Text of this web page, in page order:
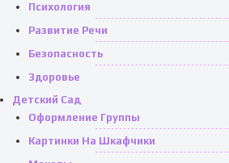
Психология
Развитие Речи
Безопасность
Здоровье
Детский Сад
Оформление Группы
Картинки На Шкафчики